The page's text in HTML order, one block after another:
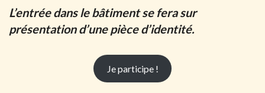
L’entrée dans le bâtiment se fera sur
présentation d’une pièce d’identité.
Je participe !